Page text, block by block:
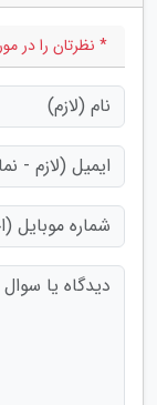
* نظرتان را در